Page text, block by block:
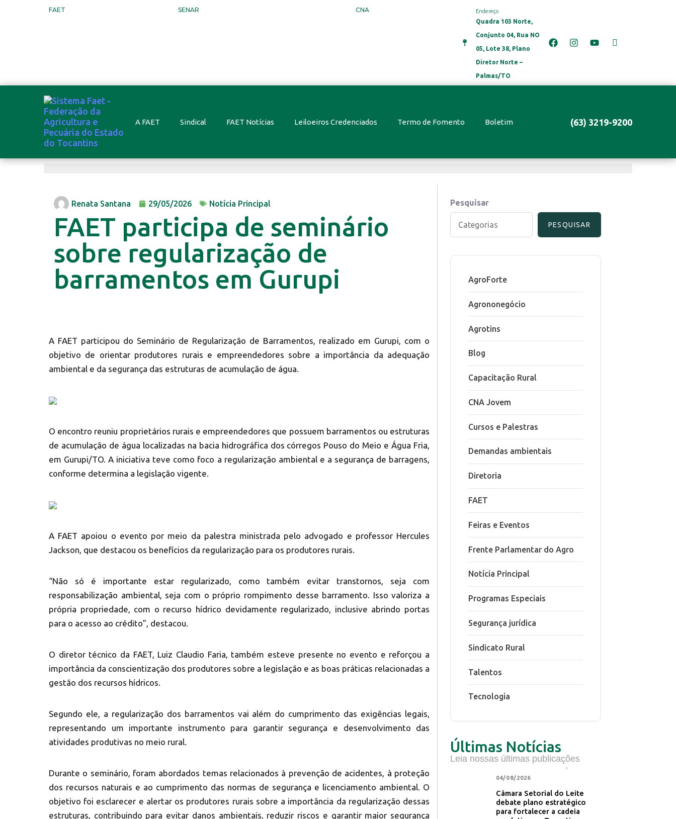
FAET SENAR CNA Endereço
Quadra 103 Norte,
Conjunto 04, Rua NO
05, Lote 38, Plano
Diretor Norte –
Palmas/TO
A FAET Sindical FAET Notícias Leiloeiros Credenciados Termo de Fomento Boletim (63) 3219-9200
Renata Santana 29/05/2026 Notícia Principal
FAET participa de seminário
sobre regularização de
barramentos em Gurupi
A FAET participou do Seminário de Regularização de Barramentos, realizado em Gurupi, com o
objetivo de orientar produtores rurais e empreendedores sobre a importância da adequação
ambiental e da segurança das estruturas de acumulação de água.
O encontro reuniu proprietários rurais e empreendedores que possuem barramentos ou estruturas
de acumulação de água localizadas na bacia hidrográfica dos córregos Pouso do Meio e Água Fria,
em Gurupi/TO. A iniciativa teve como foco a regularização ambiental e a segurança de barragens,
conforme determina a legislação vigente.
A FAET apoiou o evento por meio da palestra ministrada pelo advogado e professor Hercules
Jackson, que destacou os benefícios da regularização para os produtores rurais.
“Não só é importante estar regularizado, como também evitar transtornos, seja com
responsabilização ambiental, seja com o próprio rompimento desse barramento. Isso valoriza a
própria propriedade, com o recurso hídrico devidamente regularizado, inclusive abrindo portas
para o acesso ao crédito”, destacou.
O diretor técnico da FAET, Luiz Claudio Faria, também esteve presente no evento e reforçou a
importância da conscientização dos produtores sobre a legislação e as boas práticas relacionadas a
gestão dos recursos hídricos.
Segundo ele, a regularização dos barramentos vai além do cumprimento das exigências legais,
representando um importante instrumento para garantir segurança e desenvolvimento das
atividades produtivas no meio rural.
Durante o seminário, foram abordados temas relacionados à prevenção de acidentes, à proteção
dos recursos naturais e ao cumprimento das normas de segurança e licenciamento ambiental. O
objetivo foi esclarecer e alertar os produtores rurais sobre a importância da regularização dessas
estruturas, contribuindo para evitar danos ambientais, reduzir riscos e garantir maior segurança
Pesquisar
PESQUISAR
AgroForte
Agrononegócio
Agrotins
Blog
Capacitação Rural
CNA Jovem
Cursos e Palestras
Demandas ambientais
Diretoria
FAET
Feiras e Eventos
Frente Parlamentar do Agro
Notícia Principal
Programas Especiais
Segurança jurídica
Sindicato Rural
Talentos
Tecnologia
Últimas Notícias
Leia nossas últimas publicações
04/08/2026
Câmara Setorial do Leite
debate plano estratégico
para fortalecer a cadeia